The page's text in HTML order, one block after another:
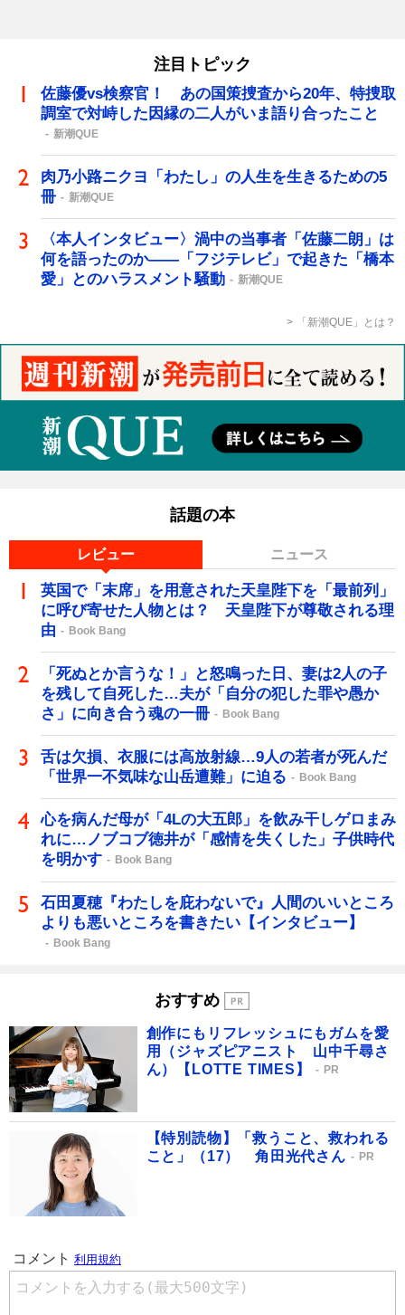
注目トピック
佐藤優vs検察官！ あの国策捜査から20年、特捜取
調室で対峙した因縁の二人がいま語り合ったこと
新潮QUE
肉乃小路ニクヨ「わたし」の人生を生きるための5
冊
新潮QUE
〈本人インタビュー〉渦中の当事者「佐藤二朗」は
何を語ったのか――「フジテレビ」で起きた「橋本
愛」とのハラスメント騒動
新潮QUE
「新潮QUE」とは？
話題の本
レビュー ニュース
英国で「末席」を用意された天皇陛下を「最前列」
に呼び寄せた人物とは？ 天皇陛下が尊敬される理
由
Book Bang
「死ぬとか言うな！」と怒鳴った日、妻は2人の子
を残して自死した…夫が「自分の犯した罪や愚か
さ」に向き合う魂の一冊
Book Bang
舌は欠損、衣服には高放射線…9人の若者が死んだ
「世界一不気味な山岳遭難」に迫る
Book Bang
心を病んだ母が「4Lの大五郎」を飲み干しゲロまみ
れに…ノブコブ徳井が「感情を失くした」子供時代
を明かす
Book Bang
石田夏穂『わたしを庇わないで』人間のいいところ
よりも悪いところを書きたい【インタビュー】
Book Bang
おすすめ
創作にもリフレッシュにもガムを愛
用（ジャズピアニスト 山中千尋さ
ん）【LOTTE TIMES】
PR
【特別読物】「救うこと、救われる
こと」（17） 角田光代さん
PR